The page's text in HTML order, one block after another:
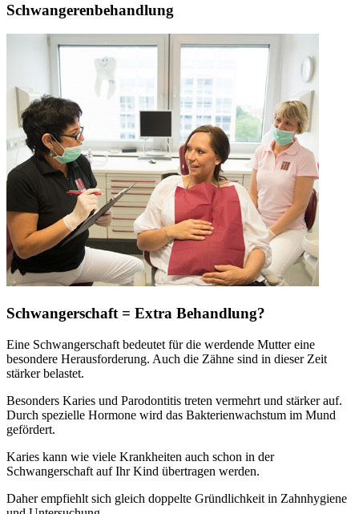
Schwangerenbehandlung
Schwangerschaft = Extra Behandlung?
Eine Schwangerschaft bedeutet für die werdende Mutter eine
besondere Herausforderung. Auch die Zähne sind in dieser Zeit
stärker belastet.
Besonders Karies und Parodontitis treten vermehrt und stärker auf.
Durch spezielle Hormone wird das Bakterienwachstum im Mund
gefördert.
Karies kann wie viele Krankheiten auch schon in der
Schwangerschaft auf Ihr Kind übertragen werden.
Daher empfiehlt sich gleich doppelte Gründlichkeit in Zahnhygiene